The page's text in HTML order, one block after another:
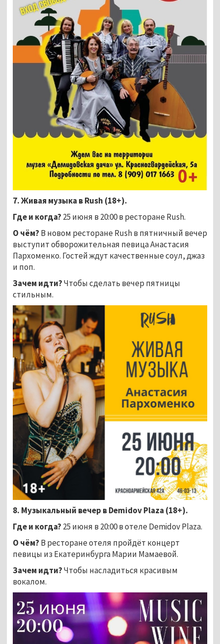
7. Живая музыка в Rush (18+).
Где и когда? 25 июня в 20:00 в ресторане Rush.
О чём? В новом ресторане Rush в пятничный вечер
выступит обворожительная певица Анастасия
Пархоменко. Гостей ждут качественные соул, джаз
и поп.
Зачем идти?Чтобы сделать вечер пятницы
стильным.
8. Музыкальный вечер в Demidov Plaza (18+).
Где и когда? 25 июня в 20:00 в отеле Demidov Plaza.
О чём? В ресторане отеля пройдёт концерт
певицы из Екатеринбурга Марии Мамаевой.
Зачем идти?Чтобы насладиться красивым
вокалом.